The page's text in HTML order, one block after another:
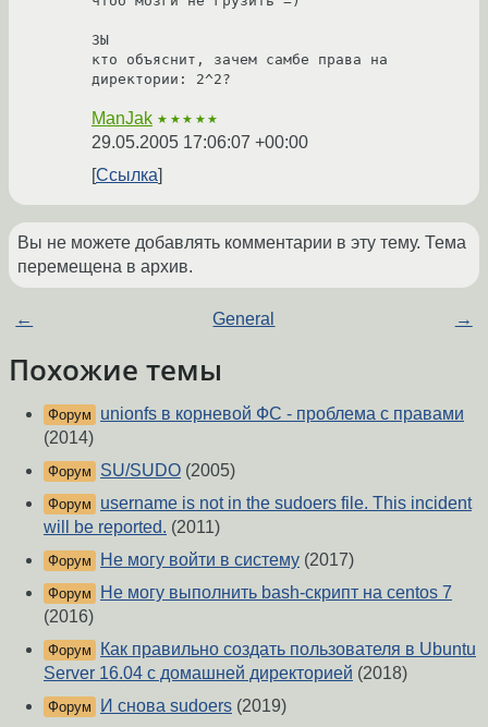
ЗЫ
кто объяснит, зачем самбе права на
ManJak ★★★★★
29.05.2005 17:06:07 +00:00
Ссылка
Вы не можете добавлять комментарии в эту тему. Тема
перемещена в архив.
← General →
Похожие темы
Форум
unionfs в корневой ФС - проблема с правами
(2014)
Форум SU/SUDO (2005)
Форум
username is not in the sudoers file. This incident
will be reported. (2011)
Форум Не могу войти в систему (2017)
Форум
Не могу выполнить bash-скрипт на centos 7
(2016)
Форум
Как правильно создать пользователя в Ubuntu
Server 16.04 с домашней директорией (2018)
Форум И снова sudoers (2019)